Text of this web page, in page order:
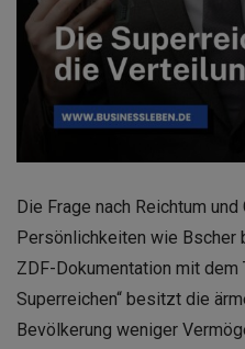
Die Frage nach Reichtum
Persönlichkeiten wie Bscher
ZDF-Dokumentation mit dem
Superreichen“ besitzt die
Bevölkerung weniger